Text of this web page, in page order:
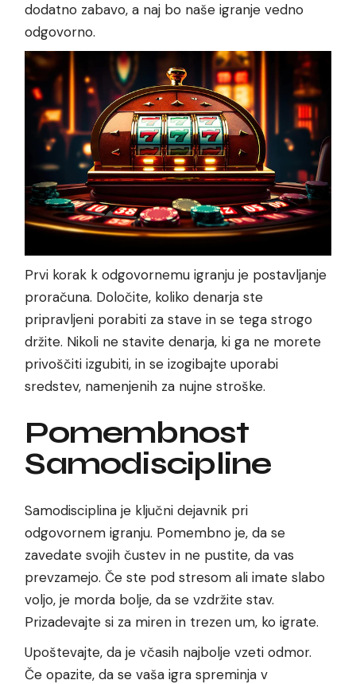
dodatno zabavo, a naj bo naše igranje vedno
odgovorno.
Prvi korak k odgovornemu igranju je postavljanje
proračuna. Določite, koliko denarja ste
pripravljeni porabiti za stave in se tega strogo
držite. Nikoli ne stavite denarja, ki ga ne morete
privoščiti izgubiti, in se izogibajte uporabi
sredstev, namenjenih za nujne stroške.
Pomembnost
Samodiscipline
Samodisciplina je ključni dejavnik pri
odgovornem igranju. Pomembno je, da se
zavedate svojih čustev in ne pustite, da vas
prevzamejo. Če ste pod stresom ali imate slabo
voljo, je morda bolje, da se vzdržite stav.
Prizadevajte si za miren in trezen um, ko igrate.
Upoštevajte, da je včasih najbolje vzeti odmor.
Če opazite, da se vaša igra spreminja v